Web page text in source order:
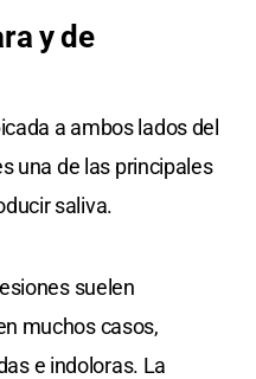
y de
a ambos lados del
una de las principales
saliva.
suelen
muchos casos,
e indoloras. La